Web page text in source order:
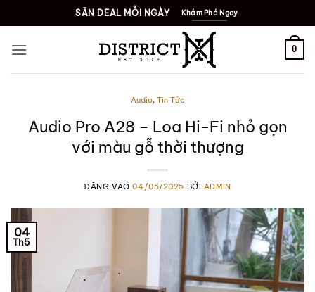
qua
nội
SĂN DEAL MỖI NGÀY Khám Phá Ngay
0
Audio, Tin Tức
Audio Pro A28 – Loa Hi-Fi nhỏ gọn
với màu gỗ thời thượng
ĐĂNG VÀO04/05/2025 BỞI ADMIN
04
Th5